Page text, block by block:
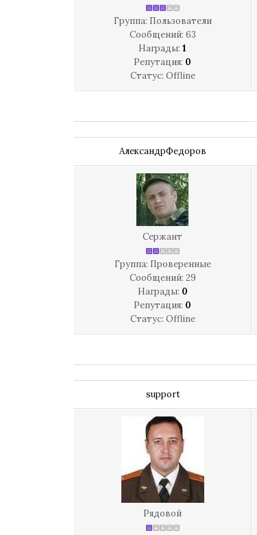
Группа: Пользователи
Сообщений: 63
Награды: 1
Репутация: 0
Статус: Offline
АлександрФедоров
Сержант
Группа: Проверенные
Сообщений: 29
Награды: 0
Репутация: 0
Статус: Offline
support
Рядовой